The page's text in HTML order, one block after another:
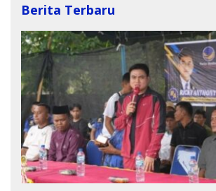
Berita Terbaru